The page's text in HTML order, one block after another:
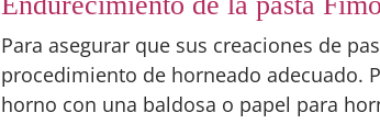
Para asegurar que sus creaciones de
procedimiento de horneado adecuado.
horno con una baldosa o papel para